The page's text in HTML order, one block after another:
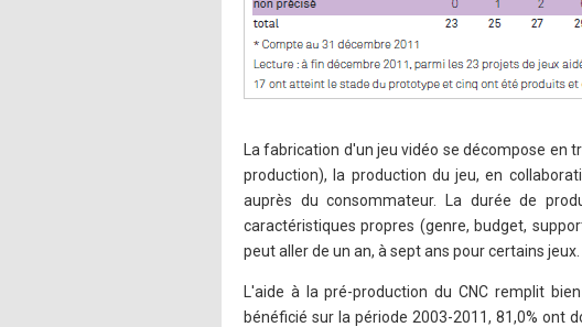
La fabrication d'un jeu vidéo se décompose en
production), la production du jeu, en
auprès du consommateur. La durée de
caractéristiques propres (genre, budget,
peut aller de un an, à sept ans pour certains jeux.
L'aide à la pré-production du CNC remplit
bénéficié sur la période 2003-2011, 81,0% ont